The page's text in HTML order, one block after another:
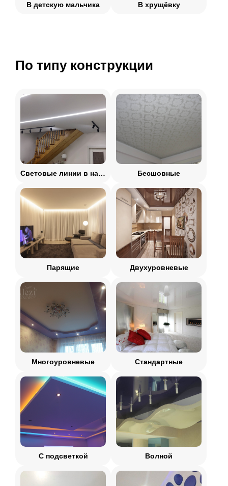
В детскую мальчика В хрущёвку
По типу конструкции
Световые линии в натяжном потолке Бесшовные
Парящие Двухуровневые
Многоуровневые Стандартные
С подсветкой Волной